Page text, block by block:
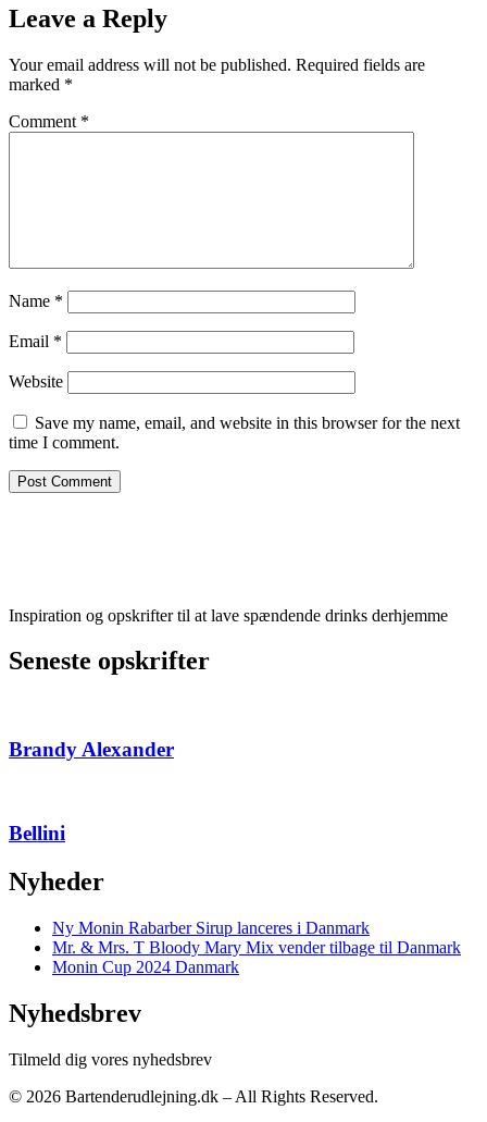
Leave a Reply
Your email address will not be published. Required fields are
marked *
Comment *
Name *
Email *
Website
Save my name, email, and website in this browser for the next
time I comment.
Inspiration og opskrifter til at lave spændende drinks derhjemme
Seneste opskrifter
Brandy Alexander
Bellini
Nyheder
Ny Monin Rabarber Sirup lanceres i Danmark
Mr. & Mrs. T Bloody Mary Mix vender tilbage til Danmark
Monin Cup 2024 Danmark
Nyhedsbrev
Tilmeld dig vores nyhedsbrev
© 2026 Bartenderudlejning.dk – All Rights Reserved.